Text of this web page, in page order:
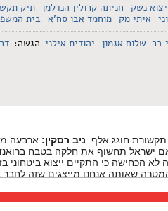
יצוא נשק חניתה קרולין הנדלמן תיק
איתי מק מוחמד אבו סח'א בית
בר-שלום אגמון יהודית אילני הגשה:
חוגג אלף. ניב רסקין: ארבעה
ישראל תחשוף את חלקה בטבח
הכחישה כי התקיים ייצוא ביטחוני
שאותה אנחנו מייצגים שזה לחבר